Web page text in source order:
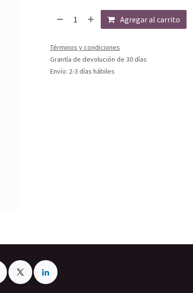
Agregar al carrito
Términos y condiciones
Grantía de devolución de 30 días
Envío: 2-3 días hábiles